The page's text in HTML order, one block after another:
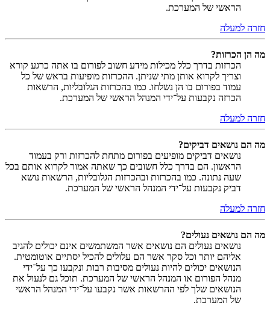
הראשי של המערכת.
חזרה למעלה
מה הן הכרזות?
הכרזות בדרך כלל מכילות מידע חשוב לפורום בו אתה כרגע קורא
וצריך לקרוא אותן מתי שניתן. ההכרזות מופיעות בראש של כל
עמוד בפורום בו הן נשלחו. כמו בהכרזות הגלובליות, הרשאות
הכרזה נקבעות על־ידי המנהל הראשי של המערכת.
חזרה למעלה
מה הם נושאים דביקים?
נושאים דביקים מופיעים בפורום מתחת להכרזות ורק בעמוד
הראשון. הם בדרך כלל חשובים כך שאתה אמור לקרוא אותם בכל
שעה נתונה. כמו בהכרזות ובהכרזות הגלובליות, הרשאות נושא
דביק נקבעות על־ידי המנהל הראשי של המערכת.
חזרה למעלה
מה הם נושאים נעולים?
נושאים נעולים הם נושאים אשר המשתמשים אינם יכולים להגיב
אליהם יותר וכל סקר אשר הם עלולים להכיל יסתיים אוטומטית.
הנושאים יכולים להיות נעולים מסיבות רבות ונקבעו כך על־ידי
מנהל הפורום או המנהל הראשי של המערכת. תוכל גם לנעול את
הנושאים שלך לפי ההרשאות אשר נקבעו על־ידי המנהל הראשי
של המערכת.